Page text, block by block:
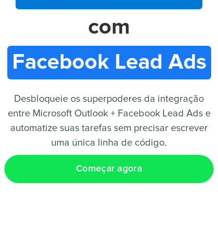
PT
com
Facebook Lead Ads
Desbloqueie os superpoderes da integração
entre Microsoft Outlook + Facebook Lead Ads e
automatize suas tarefas sem precisar escrever
uma única linha de código.
Começar agora